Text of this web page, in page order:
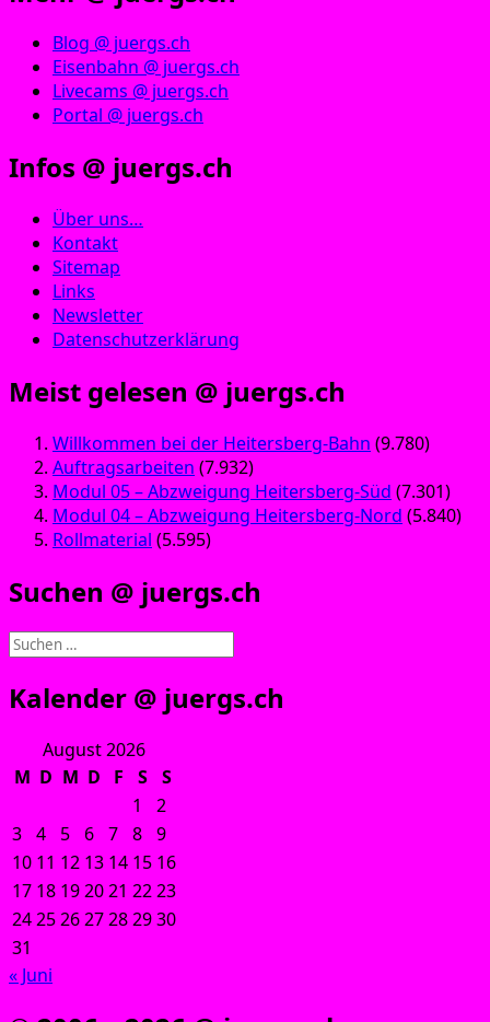
Blog @ juergs.ch
Eisenbahn @ juergs.ch
Livecams @ juergs.ch
Portal @ juergs.ch
Infos @ juergs.ch
Über uns…
Kontakt
Sitemap
Links
Newsletter
Datenschutzerklärung
Meist gelesen @ juergs.ch
Willkommen bei der Heitersberg-Bahn (9.780)
Auftragsarbeiten (7.932)
Modul 05 – Abzweigung Heitersberg-Süd (7.301)
Modul 04 – Abzweigung Heitersberg-Nord (5.840)
Rollmaterial (5.595)
Suchen @ juergs.ch
Suchen
Kalender @ juergs.ch
August 2026
M D M D F S
S
1
2
3 4 5 6 7 8 9
10 11 12 13 14 15 16
17 18 192021 2223
24252627282930
31
« Juni